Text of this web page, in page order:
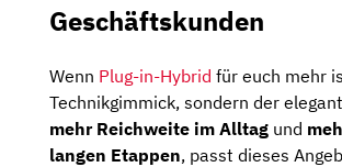
Geschäftskunden
Wenn Plug-in-Hybrid für euch mehr
Technikgimmick, sondern der
mehr Reichweite im Alltag und
langen Etappen, passt dieses